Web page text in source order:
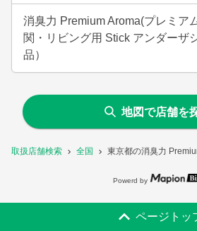
取扱店舗検索 全国 東京都の消臭力
消臭力 Premium Aroma(プレミア
関・リビング用 Stick アンダーザ
品）
地図で店舗を
Powerd by
ページトッ